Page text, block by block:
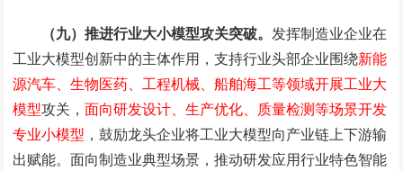
（九）推进行业大小模型攻关突破。发挥制造业企业在
工业大模型创新中的主体作用，支持行业头部企业围绕新能
源汽车、生物医药、工程机械、船舶海工等领域开展工业大
模型攻关，面向研发设计、生产优化、质量检测等场景开发
专业小模型 ，鼓励龙头企业将工业大模型向产业链上下游输
出赋能。面向制造业典型场景，推动研发应用行业特色智能